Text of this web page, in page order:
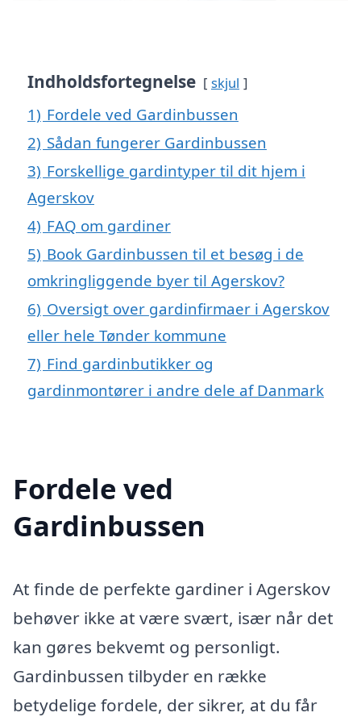
Indholdsfortegnelse skjul
1) Fordele ved Gardinbussen
2) Sådan fungerer Gardinbussen
3) Forskellige gardintyper til dit hjem i
Agerskov
4) FAQ om gardiner
5) Book Gardinbussen til et besøg i de
omkringliggende byer til Agerskov?
6) Oversigt over gardinfirmaer i Agerskov
eller hele Tønder kommune
7) Find gardinbutikker og
gardinmontører i andre dele af Danmark
Fordele ved
Gardinbussen
At finde de perfekte gardiner i Agerskov
behøver ikke at være svært, især når det
kan gøres bekvemt og personligt.
Gardinbussen tilbyder en række
betydelige fordele, der sikrer, at du får